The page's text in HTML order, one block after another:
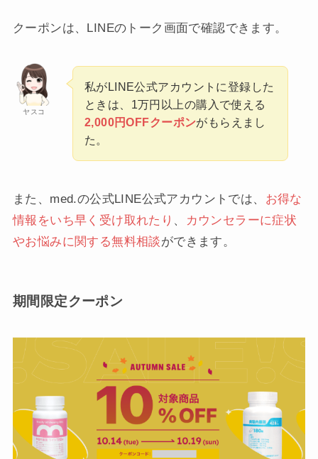
クーポンは、LINEのトーク画面で確認できます。
ヤスコ
私がLINE公式アカウントに登録した
ときは、1万円以上の購入で使える
2,000円OFFクーポンがもらえまし
た。
また、med.の公式LINE公式アカウントでは、 お得な
情報をいち早く受け取れたり 、
カウンセラーに症状
やお悩みに関する無料相談ができます。
期間限定クーポン